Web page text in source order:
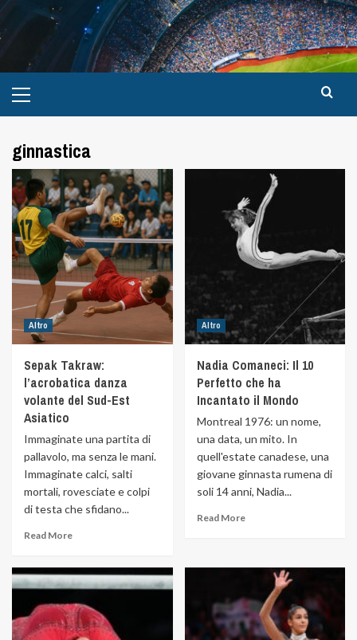
ginnastica
Altro
Sepak Takraw:
l’acrobatica danza
volante del Sud-Est
Asiatico
Immaginate una partita di
pallavolo, ma senza le mani.
Immaginate calci, salti
mortali, rovesciate e colpi
di testa che sfidano...
Read More
Altro
Nadia Comaneci: Il 10
Perfetto che ha
Incantato il Mondo
Montreal 1976: un nome,
una data, un mito. In
quell'estate canadese, una
giovane ginnasta rumena di
soli 14 anni, Nadia...
Read More